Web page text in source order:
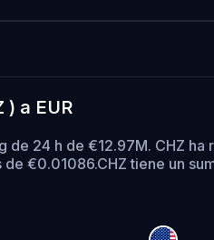
a EUR
24 h de €12.97M. CHZ ha
de €0.01086.CHZ tiene un